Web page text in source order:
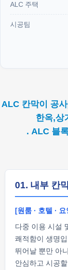
ALC 주택
시공팀
ALC 칸막이 공
한옥,상
. ALC 블
01. 내부 칸
[원룸 · 호텔 ·
다중 이용 시설
쾌적함이 생명
뛰어날 뿐만 아
안심하고 시공